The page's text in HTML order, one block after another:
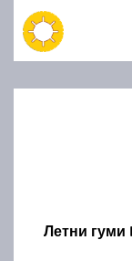
Летни гуми